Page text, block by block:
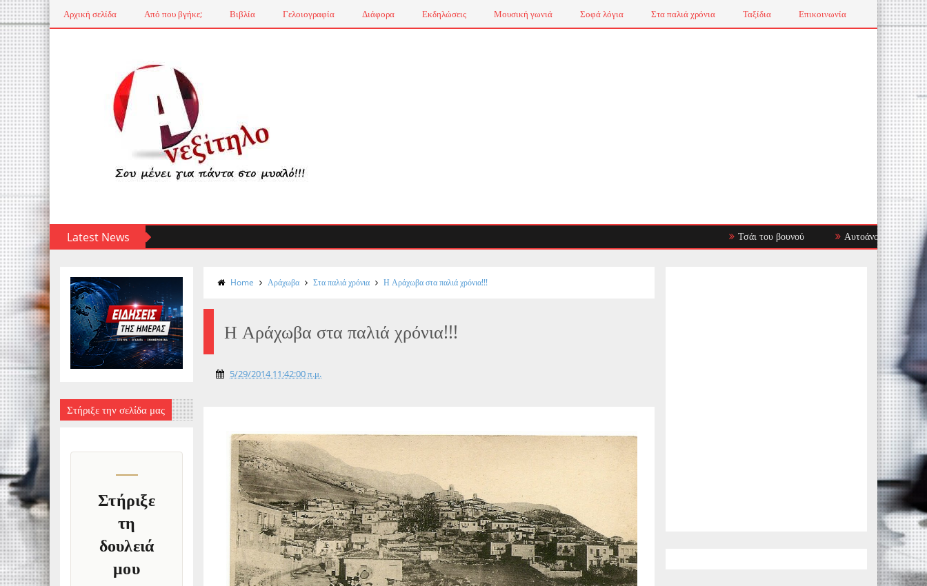
Αρχική σελίδα Από που βγήκε; Βιβλία Γελοιογραφία Διάφορα Εκδηλώσεις Μουσική γωνιά Σοφά λόγια Στα παλιά χρόνια Ταξίδια Επικοινωνία
Latest News Τσάι του βουνού Αυτοάνοσα Νοσήματα: Όταν το
Στήριξε την σελίδα μας
Στήριξε
τη
δουλειά
μου
Home Αράχωβα Στα παλιά χρόνια Η Αράχωβα στα παλιά χρόνια!!!
Η Αράχωβα στα παλιά χρόνια!!!
5/29/2014 11:42:00 π.μ.